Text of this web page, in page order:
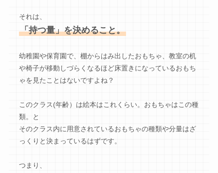
それは、
「持つ量」を決めること。
幼稚園や保育園で、棚からはみ出したおもちゃ、教室の机
や椅子が移動しづらくなるほど床置きになっているおもち
ゃを見たことはないですよね？
このクラス(年齢）は絵本はこれくらい。おもちゃはこの種
類。と
そのクラス内に用意されているおもちゃの種類や分量はざ
っくりと決まっているはずです。
つまり、